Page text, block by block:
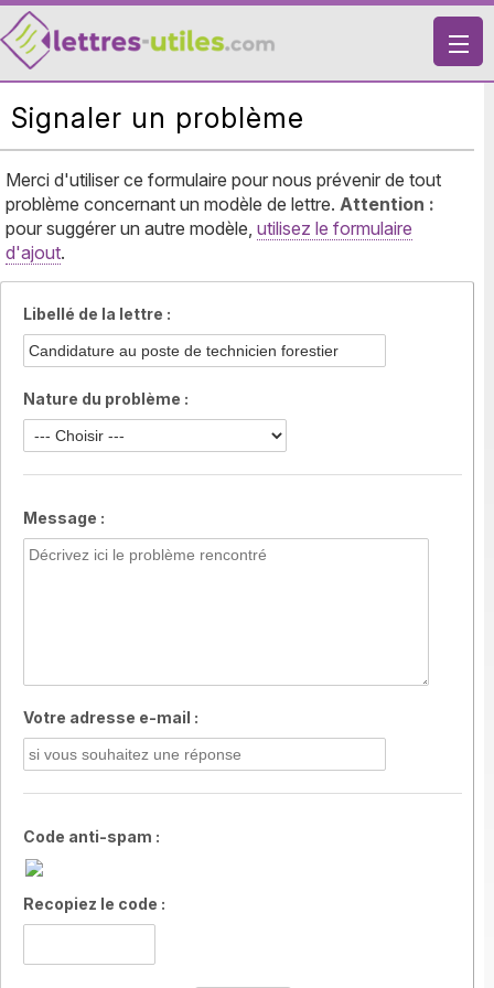
X
VIE PRATIQUE
LETTRES DE MOTIVATION
RECHERCHE
Signaler un problème
Merci d'utiliser ce formulaire pour nous prévenir de tout
problème concernant un modèle de lettre. Attention :
pour suggérer un autre modèle, utilisez le formulaire
d'ajout.
Libellé de la lettre :
Nature du problème :
Message :
Votre adresse e-mail :
Code anti-spam :
Recopiez le code :